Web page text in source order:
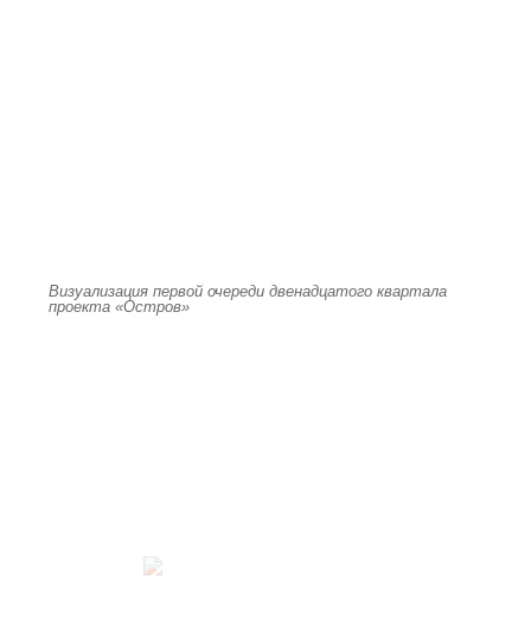
Визуализация первой очереди двенадцатого квартала
проекта «Остров»